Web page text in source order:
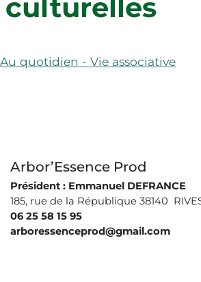
Publications
Médiathèque Albert Camus
Les associations éducatives et
Agenda
culturelles
Fil d'Ariane
Au quotidien - Vie associative
Arbor’Essence Prod
Président : Emmanuel DEFRANCE
185, rue de la République 38140
06 25 58 15 95
arboressenceprod@gmail.com